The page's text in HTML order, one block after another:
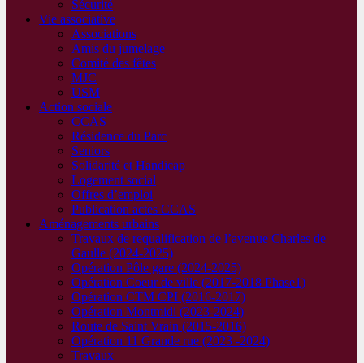
Sécurité
Vie associative
Associations
Amis du jumelage
Comité des fêtes
MJC
USM
Action sociale
CCAS
Résidence du Parc
Seniors
Solidarité et Handicap
Logement social
Offres d’emploi
Publication actes CCAS
Aménagements urbains
Travaux de requalification de l’avenue Charles de
Gaulle (2024-2025)
Opération Pôle gare (2024-2025)
Opération Coeur de ville (2017-2018 Phase1)
Opération CTM CPI (2016-2017)
Opération Montmidi (2023-2024)
Route de Saint Vrain (2015-2016)
Opération 11 Grande rue (2023 -2024)
Travaux